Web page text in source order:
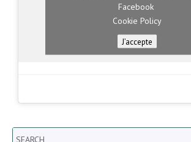
Facebook
Cookie Policy
J’accepte
Search